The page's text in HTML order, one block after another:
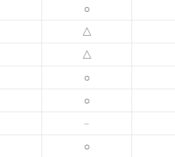
○
△
△
○
○
－
○